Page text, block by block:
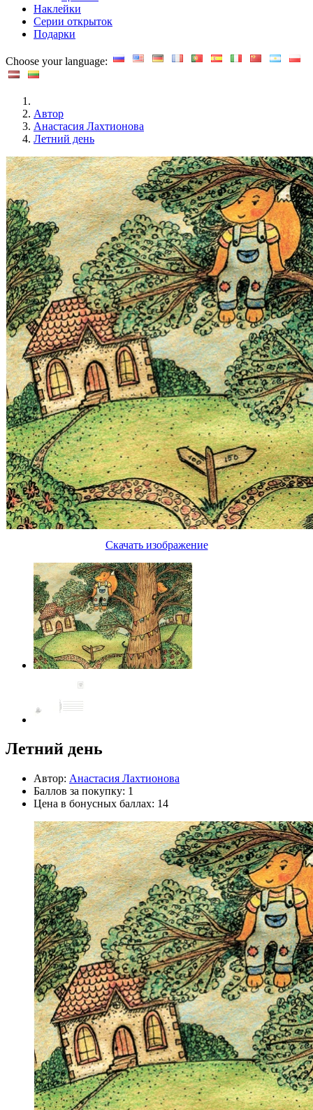
Наклейки
Серии открыток
Подарки
Choose your language:
Автор
Анастасия Лахтионова
Летний день
Скачать изображение
Летний день
Автор: Анастасия Лахтионова
Баллов за покупку: 1
Цена в бонусных баллах: 14